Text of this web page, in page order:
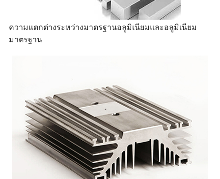
ความแตกต่างระหว่างมาตรฐานอลูมิเนียมและอลูมิเนียม
มาตรฐาน